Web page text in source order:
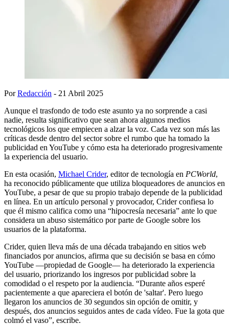
PorRedacción - 21 Abril 2025
Aunque el trasfondo de todo este asunto ya no sorprende a casi
nadie, resulta significativo que sean ahora algunos medios
tecnológicos los que empiecen a alzar la voz. Cada vez son más las
críticas desde dentro del sector sobre el rumbo que ha tomado la
publicidad en YouTube y cómo esta ha deteriorado progresivamente
la experiencia del usuario.
En esta ocasión, Michael Crider, editor de tecnología en PCWorld,
ha reconocido públicamente que utiliza bloqueadores de anuncios en
YouTube, a pesar de que su propio trabajo depende de la publicidad
en línea. En un artículo personal y provocador, Crider confiesa lo
que él mismo califica como una “hipocresía necesaria” ante lo que
considera un abuso sistemático por parte de Google sobre los
usuarios de la plataforma.
Crider, quien lleva más de una década trabajando en sitios web
financiados por anuncios, afirma que su decisión se basa en cómo
YouTube —propiedad de Google— ha deteriorado la experiencia
del usuario, priorizando los ingresos por publicidad sobre la
comodidad o el respeto por la audiencia. “Durante años esperé
pacientemente a que apareciera el botón de 'saltar'. Pero luego
llegaron los anuncios de 30 segundos sin opción de omitir, y
después, dos anuncios seguidos antes de cada vídeo. Fue la gota que
colmó el vaso”, escribe.